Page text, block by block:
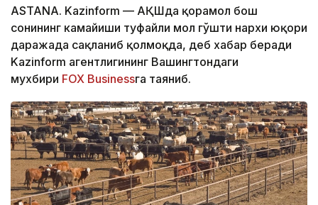
ASTANA. Kazinform — АҚШда қорамол бош
сонининг камайиши туфайли мол гўшти нархи юқори
даражада сақланиб қолмоқда, деб хабар беради
Kazinform агентлигининг Вашингтондаги
мухбири FOX Businessга таяниб.